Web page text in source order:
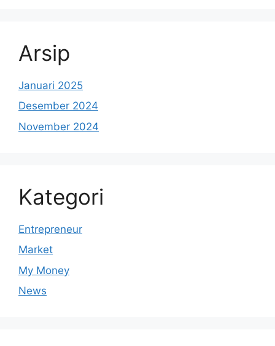
Arsip
Januari 2025
Desember 2024
November 2024
Kategori
Entrepreneur
Market
My Money
News